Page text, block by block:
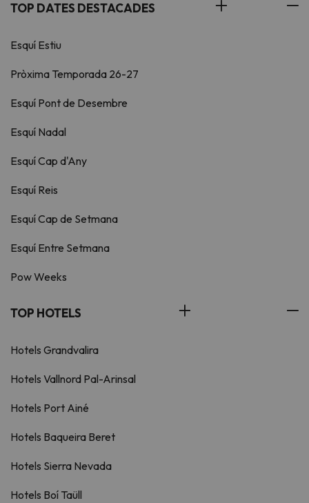
TOP DATES DESTACADES
Esquí Estiu
Pròxima Temporada 26-27
Esquí Pont de Desembre
Esquí Nadal
Esquí Cap d'Any
Esquí Reis
Esquí Cap de Setmana
Esquí Entre Setmana
Pow Weeks
TOP HOTELS
Hotels Grandvalira
Hotels Vallnord Pal-Arinsal
Hotels Port Ainé
Hotels Baqueira Beret
Hotels Sierra Nevada
Hotels Boí Taüll